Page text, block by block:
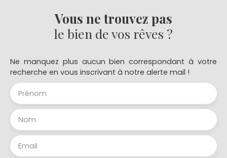
Vous ne trouvez pas
le bien de vos rêves ?
Ne manquez plus aucun bien correspondant à votre
recherche en vous inscrivant à notre alerte mail !
Prénom
Nom
Email